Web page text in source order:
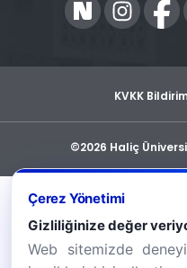
KVKK
©2026 Haliç
Çerez Yönetimi
Gizliliğinize değer
Web sitemizde